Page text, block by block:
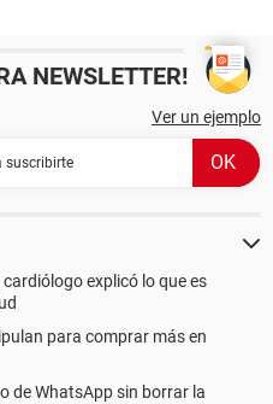
NEWSLETTER!
Ver un ejemplo
explicó lo que es
para comprar más en
de WhatsApp sin borrar la